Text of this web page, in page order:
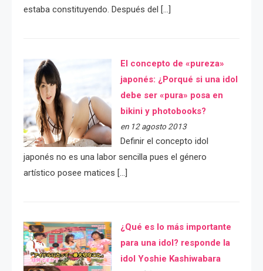
estaba constituyendo. Después del […]
El concepto de «pureza»
japonés: ¿Porqué si una idol
debe ser «pura» posa en
bikini y photobooks?
en 12 agosto 2013
Definir el concepto idol
japonés no es una labor sencilla pues el género
artístico posee matices […]
¿Qué es lo más importante
para una idol? responde la
idol Yoshie Kashiwabara